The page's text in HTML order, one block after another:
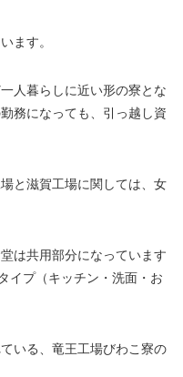
ます。
人暮らしに近い形の寮とな
務になっても、引っ越し資
と滋賀工場に関しては、女
は共用部分になっています
イプ（キッチン・洗面・お
いる、竜王工場びわこ寮の